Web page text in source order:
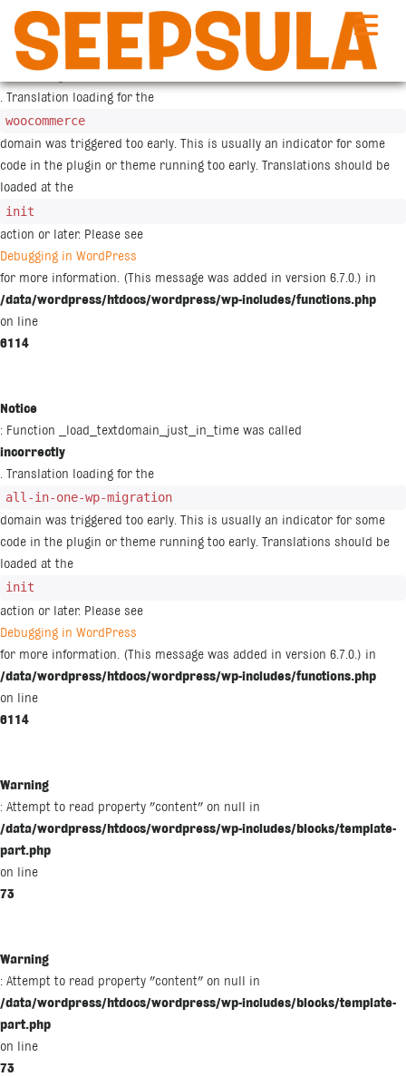
Notice
: Function _load_textdomain_just_in_time was called
. Translation loading for the
woocommerce
domain was triggered too early. This is usually an indicator for some
code in the plugin or theme running too early. Translations should be
loaded at the
init
action or later. Please see
Debugging in WordPress
for more information. (This message was added in version 6.7.0.) in
/data/wordpress/htdocs/wordpress/wp-includes/functions.php
on line
6114
Notice
: Function _load_textdomain_just_in_time was called
incorrectly
. Translation loading for the
all-in-one-wp-migration
domain was triggered too early. This is usually an indicator for some
code in the plugin or theme running too early. Translations should be
loaded at the
init
action or later. Please see
Debugging in WordPress
for more information. (This message was added in version 6.7.0.) in
/data/wordpress/htdocs/wordpress/wp-includes/functions.php
on line
6114
Warning
: Attempt to read property "content" on null in
/data/wordpress/htdocs/wordpress/wp-includes/blocks/template-
part.php
on line
73
Warning
: Attempt to read property "content" on null in
/data/wordpress/htdocs/wordpress/wp-includes/blocks/template-
part.php
on line
73
Siirry
sisältöön